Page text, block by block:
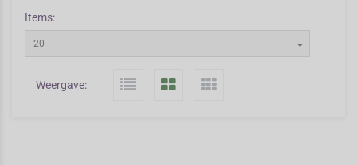
Items:
20
Weergave: